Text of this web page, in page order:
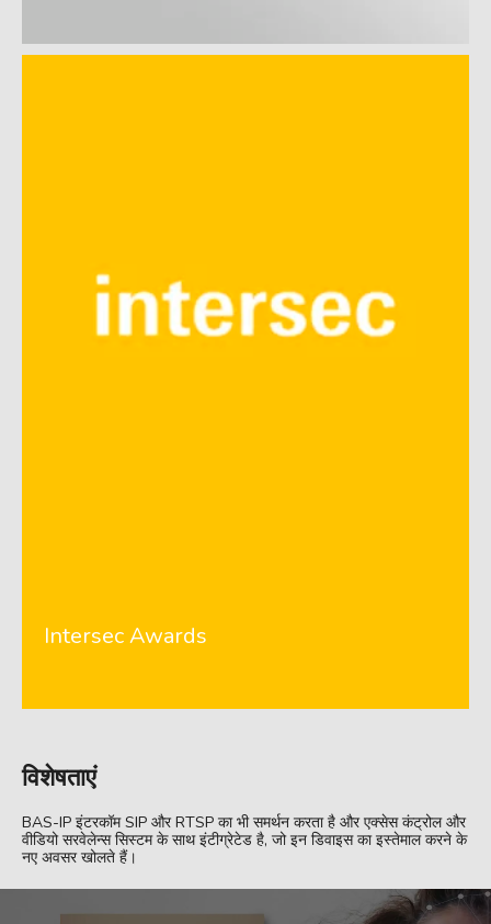
Intersec Awards
विशेषताएं
BAS-IP इंटरकॉम SIP और RTSP का भी समर्थन करता है और एक्सेस कंट्रोल और
वीडियो सरवेलेन्स सिस्टम के साथ इंटीग्रेटेड है, जो इन डिवाइस का इस्तेमाल करने के
नए अवसर खोलते हैं।